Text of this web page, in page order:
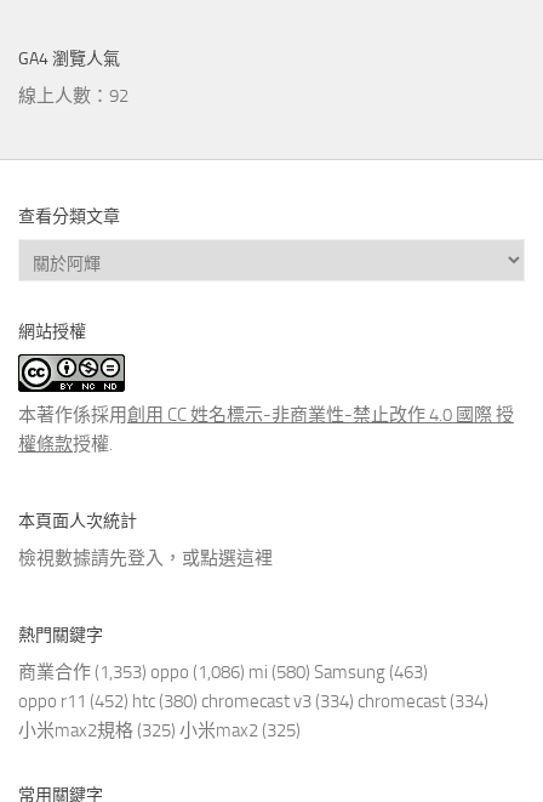
GA4 瀏覽人氣
線上人數：92
查看分類文章
查
看
類
文
章
網站授權
本著作係採用創用 CC 姓名標示-非商業性-禁止改作 4.0 國際 授
權條款授權.
本頁面人次統計
檢視數據請先登入，或點選這裡
熱門關鍵字
商業合作 (1,353) oppo (1,086) mi (580) Samsung (463)
oppo r11 (452) htc (380) chromecast v3 (334) chromecast (334)
小米max2規格 (325) 小米max2 (325)
常用關鍵字